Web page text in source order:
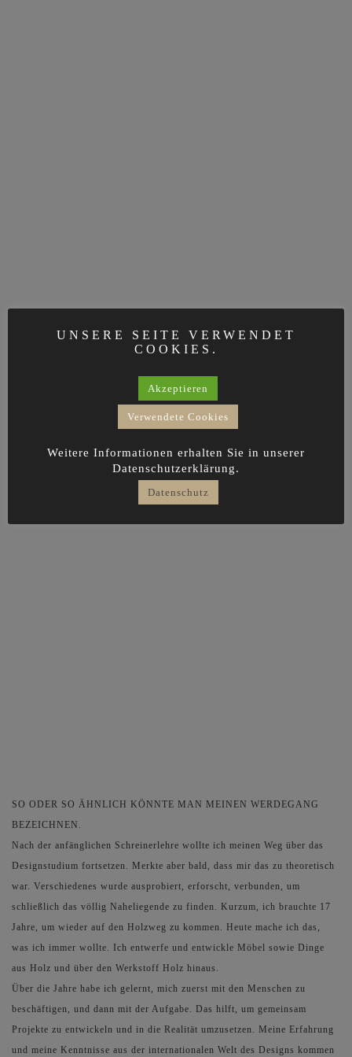
SO ODER SO ÄHNLICH KÖNNTE MAN MEINEN WERDEGANG
BEZEICHNEN.
Nach der anfänglichen Schreinerlehre wollte ich meinen Weg über das
Designstudium fortsetzen. Merkte aber bald, dass mir das zu theoretisch
war. Verschiedenes wurde ausprobiert, erforscht, verbunden, um
schließlich das völlig Naheliegende zu finden. Kurzum, ich brauchte 17
Jahre, um wieder auf den Holzweg zu kommen. Heute mache ich das,
was ich immer wollte. Ich entwerfe und entwickle Möbel sowie Dinge
aus Holz und über den Werkstoff Holz hinaus.
Über die Jahre habe ich gelernt, mich zuerst mit den Menschen zu
beschäftigen, und dann mit der Aufgabe. Das hilft, um gemeinsam
Projekte zu entwickeln und in die Realität umzusetzen. Meine Erfahrung
und meine Kenntnisse aus der internationalen Welt des Designs kommen
UNSERE SEITE VERWENDET
COOKIES.
Akzeptieren
Verwendete Cookies
Weitere Informationen erhalten Sie in unserer
Datenschutzerklärung.
Datenschutz